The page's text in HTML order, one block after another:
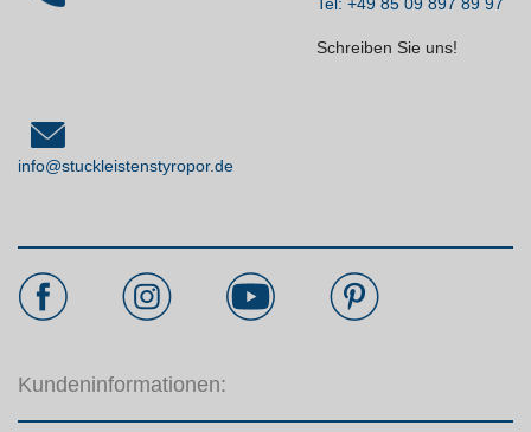
Schreiben Sie uns!
info@stuckleistenstyropor.de
Kundeninformationen: